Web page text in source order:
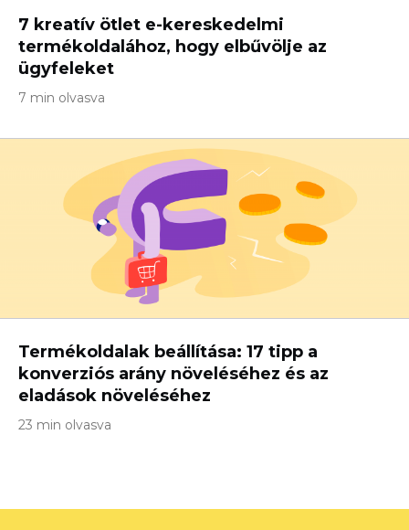
7 kreatív ötlet e-kereskedelmi
termékoldalához, hogy elbűvölje az
ügyfeleket
7 min olvasva
Termékoldalak beállítása: 17 tipp a
konverziós arány növeléséhez és az
eladások növeléséhez
23 min olvasva